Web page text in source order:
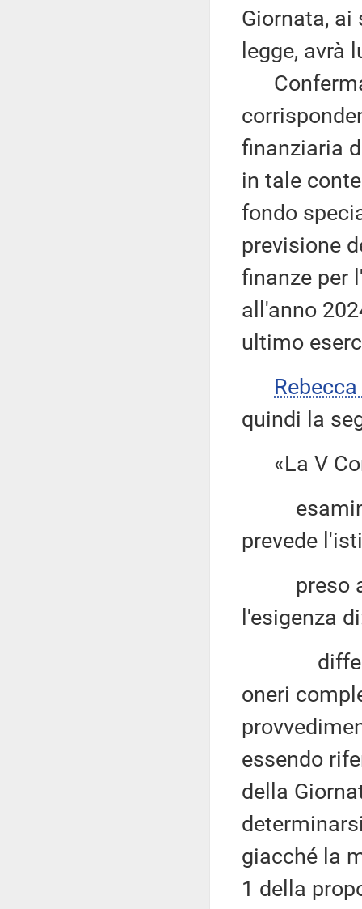
Giornata,
legge, avrà
finanziaria
in tale
fondo
previsione
finanze per
all'anno
ultimo
quindi la
«La V
prevede
preso
l'esigenza
differire
oneri
essendo
della
giacché la
1 della